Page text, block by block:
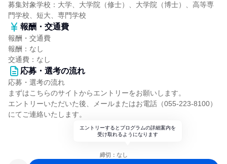
募集対象学校：大学、大学院（修士）、大学院（博士）、高等専
門学校、短大、専門学校
報酬・交通費
報酬・交通費
報酬：なし
交通費：なし
応募・選考の流れ
応募・選考の流れ
まずはこちらのサイトからエントリーをお願いします。
エントリーいただいた後、メールまたはお電話（055-223-8100）
にてご連絡いたします。
エントリーするとプログラムの詳細案内を
受け取れるようになります
締切：なし